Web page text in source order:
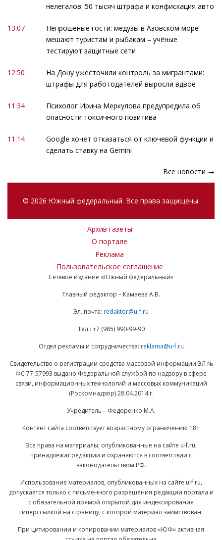
нелегалов: 50 тысяч штрафа и конфискация авто
13:07
Непрошеные гости: медузы в Азовском море
мешают туристам и рыбакам – учёные
тестируют защитные сети
12:50
На Дону ужесточили контроль за мигрантами:
штрафы для работодателей выросли вдвое
11:34
Психолог Ирина Меркулова предупредила об
опасности токсичного позитива
11:14
Google хочет отказаться от ключевой функции и
сделать ставку на Gemini
Все новости →
© 2026 Южный федеральный. Все права защищены.
Архив газеты
О портале
Реклама
Пользовательское соглашение
Сетевое издание «Южный федеральный»
Главный редактор – Камаева А.В.
Эл. почта: redaktor@u-f.ru
Тел.: +7 (985) 990-99-90
Отдел рекламы и сотрудничества: reklama@u-f.ru
Свидетельство о регистрации средства массовой информации ЭЛ №
ФС 77-57993 выдано Федеральной службой по надзору в сфере
связи, информационных технологий и массовых коммуникаций
(Роскомнадзор) 28.04.2014 г.
Учредитель – Федоренко М.А.
Контент сайта соответствует возрастному ограничению 18+
Все права на материалы, опубликованные на сайте u-f.ru,
принадлежат редакции и охраняются в соответствии с
законодательством РФ.
Использование материалов, опубликованных на сайте u-f.ru,
допускается только с письменного разрешения редакции портала и
с обязательной прямой открытой для индексирования
гиперссылкой на страницу, с которой материал заимствован.
При цитировании и копировании материалов «ЮФ» активная